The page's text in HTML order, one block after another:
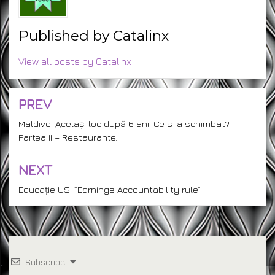
Published by Catalinx
View all posts by Catalinx
Post
navigation
PREV
Maldive: Același loc după 6 ani. Ce s-a schimbat?
Partea II – Restaurante.
NEXT
Educație US: ”Earnings Accountability rule”
Subscribe